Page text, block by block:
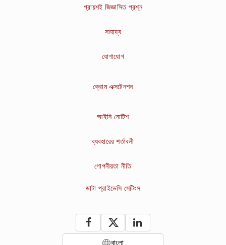
প্রায়শই জিজ্ঞাসিত প্রশ্ন
সাহায্য
যোগাযোগ
ক্রোম এক্সটেনশন
আইনি নোটিশ
ব্যবহারের শর্তাবলী
গোপনীয়তা নীতি
ডাটা প্রাইভেসি সেটিংস
বাংলা